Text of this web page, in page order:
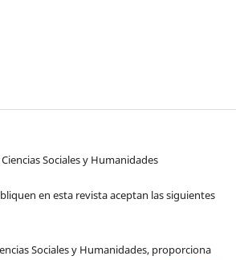
Sociales y Humanidades
en esta revista aceptan las siguientes
Sociales y Humanidades, proporciona